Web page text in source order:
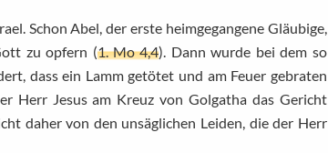
Schon Abel, der erste heimgegangene Gläubige,
zu opfern (1. Mo 4,4). Dann wurde bei dem so
dass ein Lamm getötet und am Feuer gebraten
Herr Jesus am Kreuz von Golgatha das Gericht
daher von den unsäglichen Leiden, die der Herr